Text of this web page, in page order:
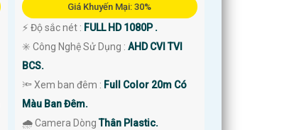
Giá Khuyến Mại: 30%
️⚡ Độ sắc nét : FULL HD 1080P .
✳️ Công Nghệ Sử Dụng :AHD CVI TVI
BCS.
🔦 Xem ban đêm : Full Color 20m Có
Màu Ban Đêm.
🌧️ Camera DòngThân Plastic.